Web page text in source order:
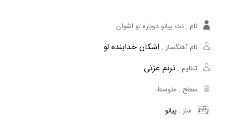
نام : نت پیانو دوباره تو اشوان
نام آهنگساز : اشکان خدابنده لو
تنظیم : ترنم عزتی
سطح : متوسط
ساز : پیانو